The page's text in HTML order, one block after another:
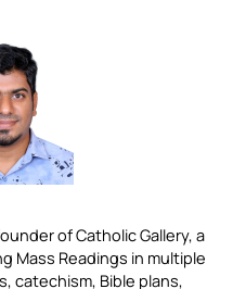
of Catholic Gallery, a
Mass Readings in multiple
catechism, Bible plans,